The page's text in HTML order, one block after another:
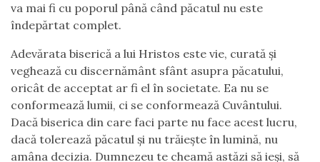
va mai fi cu poporul până când păcatul nu este
îndepărtat complet.
Adevărata biserică a lui Hristos este vie, curată și
veghează cu discernământ sfânt asupra păcatului,
oricât de acceptat ar fi el în societate. Ea nu se
conformează lumii, ci se conformează Cuvântului.
Dacă biserica din care faci parte nu face acest lucru,
dacă tolerează păcatul și nu trăiește în lumină, nu
amâna decizia. Dumnezeu te cheamă astăzi să ieși, să